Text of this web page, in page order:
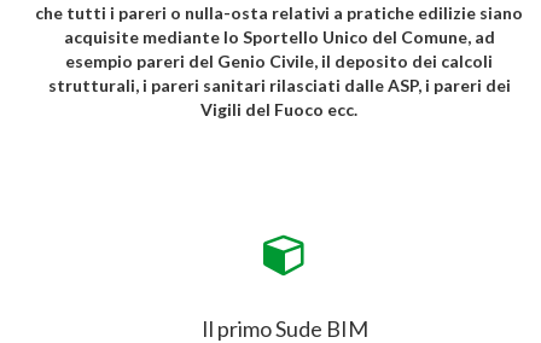
che tutti i pareri o nulla-osta relativi a pratiche edilizie siano
acquisite mediante lo Sportello Unico del Comune, ad
esempio pareri del Genio Civile, il deposito dei calcoli
strutturali, i pareri sanitari rilasciati dalle ASP, i pareri dei
Vigili del Fuoco ecc.
Il primo Sude BIM